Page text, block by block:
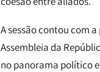
A sessão contou com
Assembleia da
no panorama político